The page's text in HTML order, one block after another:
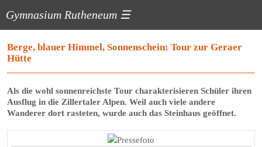
Gymnasium Rutheneum ☰
Berge, blauer Himmel, Sonnenschein: Tour zur Geraer
Hütte
Als die wohl sonnenreichste Tour charakterisieren Schüler ihren
Ausflug in die Zillertaler Alpen. Weil auch viele andere
Wanderer dort rasteten, wurde auch das Steinhaus geöffnet.